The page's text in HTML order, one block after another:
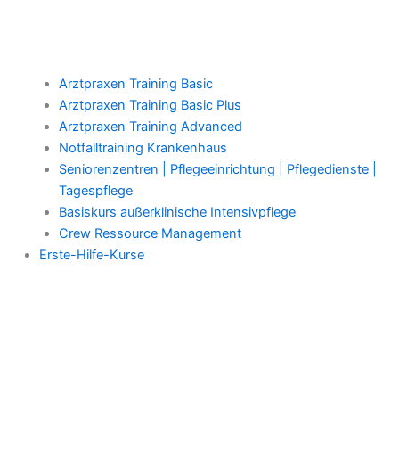
Arztpraxen Training Basic
Arztpraxen Training Basic Plus
Arztpraxen Training Advanced
Notfalltraining Krankenhaus
Seniorenzentren | Pflegeeinrichtung | Pflegedienste |
Tagespflege
Basiskurs außerklinische Intensivpflege
Crew Ressource Management
Erste-Hilfe-Kurse